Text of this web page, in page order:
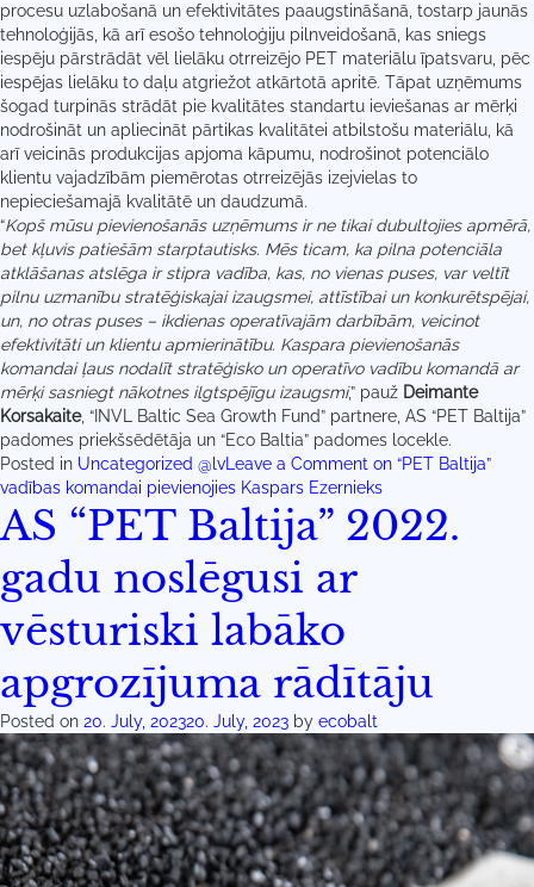
procesu uzlabošanā un efektivitātes paaugstināšanā, tostarp jaunās
tehnoloģijās, kā arī esošo tehnoloģiju pilnveidošanā, kas sniegs
iespēju pārstrādāt vēl lielāku otrreizējo PET materiālu īpatsvaru, pēc
iespējas lielāku to daļu atgriežot atkārtotā apritē. Tāpat uzņēmums
šogad turpinās strādāt pie kvalitātes standartu ieviešanas ar mērķi
nodrošināt un apliecināt pārtikas kvalitātei atbilstošu materiālu, kā
arī veicinās produkcijas apjoma kāpumu, nodrošinot potenciālo
klientu vajadzībām piemērotas otrreizējās izejvielas to
nepieciešamajā kvalitātē un daudzumā.
“Kopš mūsu pievienošanās uzņēmums ir ne tikai dubultojies apmērā,
bet kļuvis patiešām starptautisks. Mēs ticam, ka pilna potenciāla
atklāšanas atslēga ir stipra vadība, kas, no vienas puses, var veltīt
pilnu uzmanību stratēģiskajai izaugsmei, attīstībai un konkurētspējai,
un, no otras puses – ikdienas operatīvajām darbībām, veicinot
efektivitāti un klientu apmierinātību. Kaspara pievienošanās
komandai ļaus nodalīt stratēģisko un operatīvo vadību komandā ar
mērķi sasniegt nākotnes ilgtspējīgu izaugsmi,” pauž Deimante
Korsakaite, “INVL Baltic Sea Growth Fund” partnere, AS “PET Baltija”
padomes priekšsēdētāja un “Eco Baltia” padomes locekle.
Posted in Uncategorized @lv Leave a Comment on “PET Baltija”
vadības komandai pievienojies Kaspars Ezernieks
AS “PET Baltija” 2022.
gadu noslēgusi ar
vēsturiski labāko
apgrozījuma rādītāju
Posted on 20. July, 202320. July, 2023 by ecobalt